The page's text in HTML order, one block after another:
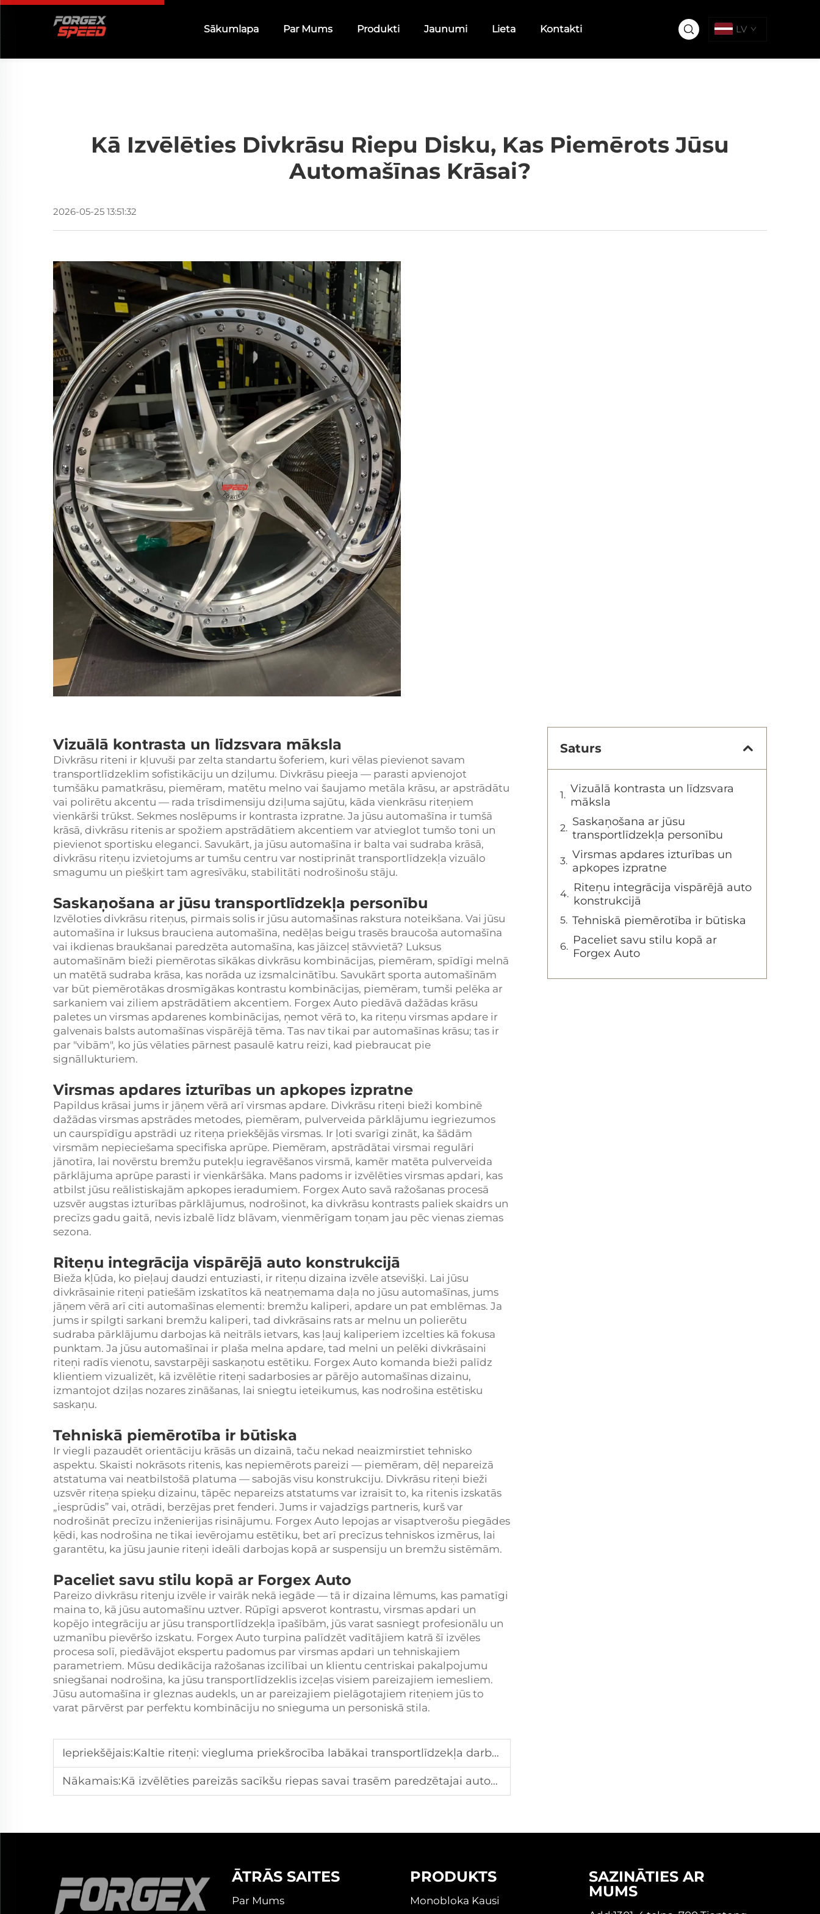
Sākumlapa Par Mums Produkti Jaunumi Lieta Kontakti LV
Kā Izvēlēties Divkrāsu Riepu Disku, Kas Piemērots Jūsu
Automašīnas Krāsai?
2026-05-25 13:51:32
Vizuālā kontrasta un līdzsvara māksla
Divkrāsu riteni ir kļuvuši par zelta standartu šoferiem, kuri vēlas pievienot savam
transportlīdzeklim sofistikāciju un dziļumu. Divkrāsu pieeja — parasti apvienojot
tumšāku pamatkrāsu, piemēram, matētu melno vai šaujamo metāla krāsu, ar apstrādātu
vai polirētu akcentu — rada trīsdimensiju dziļuma sajūtu, kāda vienkrāsu riteņiem
vienkārši trūkst. Sekmes noslēpums ir kontrasta izpratne. Ja jūsu automašīna ir tumšā
krāsā, divkrāsu ritenis ar spožiem apstrādātiem akcentiem var atvieglot tumšo toni un
pievienot sportisku eleganci. Savukārt, ja jūsu automašīna ir balta vai sudraba krāsā,
divkrāsu riteņu izvietojums ar tumšu centru var nostiprināt transportlīdzekļa vizuālo
smagumu un piešķirt tam agresīvāku, stabilitāti nodrošinošu stāju.
Saskaņošana ar jūsu transportlīdzekļa personību
Izvēloties divkrāsu riteņus, pirmais solis ir jūsu automašīnas rakstura noteikšana. Vai jūsu
automašīna ir luksus brauciena automašīna, nedēļas beigu trasēs braucoša automašīna
vai ikdienas braukšanai paredzēta automašīna, kas jāizceļ stāvvietā? Luksus
automašīnām bieži piemērotas sīkākas divkrāsu kombinācijas, piemēram, spīdīgi melnā
un matētā sudraba krāsa, kas norāda uz izsmalcinātību. Savukārt sporta automašīnām
var būt piemērotākas drosmīgākas kontrastu kombinācijas, piemēram, tumši pelēka ar
sarkaniem vai ziliem apstrādātiem akcentiem. Forgex Auto piedāvā dažādas krāsu
paletes un virsmas apdarenes kombinācijas, ņemot vērā to, ka riteņu virsmas apdare ir
galvenais balsts automašīnas vispārējā tēma. Tas nav tikai par automašīnas krāsu; tas ir
par "vibām", ko jūs vēlaties pārnest pasaulē katru reizi, kad piebraucat pie
signāllukturiem.
Virsmas apdares izturības un apkopes izpratne
Papildus krāsai jums ir jāņem vērā arī virsmas apdare. Divkrāsu riteņi bieži kombinē
dažādas virsmas apstrādes metodes, piemēram, pulverveida pārklājumu iegriezumos
un caurspīdīgu apstrādi uz riteņa priekšējās virsmas. Ir ļoti svarīgi zināt, ka šādām
virsmām nepieciešama specifiska aprūpe. Piemēram, apstrādātai virsmai regulāri
jānotīra, lai novērstu bremžu putekļu iegravēšanos virsmā, kamēr matēta pulverveida
pārklājuma aprūpe parasti ir vienkāršāka. Mans padoms ir izvēlēties virsmas apdari, kas
atbilst jūsu reālistiskajām apkopes ieradumiem. Forgex Auto savā ražošanas procesā
uzsvēr augstas izturības pārklājumus, nodrošinot, ka divkrāsu kontrasts paliek skaidrs un
precīzs gadu gaitā, nevis izbalē līdz blāvam, vienmērīgam toņam jau pēc vienas ziemas
sezona.
Riteņu integrācija vispārējā auto konstrukcijā
Bieža kļūda, ko pieļauj daudzi entuziasti, ir riteņu dizaina izvēle atsevišķi. Lai jūsu
divkrāsainie riteņi patiešām izskatītos kā neatņemama daļa no jūsu automašīnas, jums
jāņem vērā arī citi automašīnas elementi: bremžu kaliperi, apdare un pat emblēmas. Ja
jums ir spilgti sarkani bremžu kaliperi, tad divkrāsains rats ar melnu un polierētu
sudraba pārklājumu darbojas kā neitrāls ietvars, kas ļauj kaliperiem izcelties kā fokusa
punktam. Ja jūsu automašīnai ir plaša melna apdare, tad melni un pelēki divkrāsaini
riteņi radīs vienotu, savstarpēji saskaņotu estētiku. Forgex Auto komanda bieži palīdz
klientiem vizualizēt, kā izvēlētie riteņi sadarbosies ar pārējo automašīnas dizainu,
izmantojot dziļas nozares zināšanas, lai sniegtu ieteikumus, kas nodrošina estētisku
saskaņu.
Tehniskā piemērotība ir būtiska
Ir viegli pazaudēt orientāciju krāsās un dizainā, taču nekad neaizmirstiet tehnisko
aspektu. Skaisti nokrāsots ritenis, kas nepiemērots pareizi — piemēram, dēļ nepareizā
atstatuma vai neatbilstošā platuma — sabojās visu konstrukciju. Divkrāsu riteņi bieži
uzsvēr riteņa spieķu dizainu, tāpēc nepareizs atstatums var izraisīt to, ka ritenis izskatās
„iesprūdis” vai, otrādi, berzējas pret fenderi. Jums ir vajadzīgs partneris, kurš var
nodrošināt precīzu inženierijas risinājumu. Forgex Auto lepojas ar visaptverošu piegādes
ķēdi, kas nodrošina ne tikai ievērojamu estētiku, bet arī precīzus tehniskos izmērus, lai
garantētu, ka jūsu jaunie riteņi ideāli darbojas kopā ar suspensiju un bremžu sistēmām.
Paceliet savu stilu kopā ar Forgex Auto
Pareizo divkrāsu ritenju izvēle ir vairāk nekā iegāde — tā ir dizaina lēmums, kas pamatīgi
maina to, kā jūsu automašīnu uztver. Rūpīgi apsverot kontrastu, virsmas apdari un
kopējo integrāciju ar jūsu transportlīdzekļa īpašībām, jūs varat sasniegt profesionālu un
uzmanību pievēršo izskatu. Forgex Auto turpina palīdzēt vadītājiem katrā šī izvēles
procesa solī, piedāvājot ekspertu padomus par virsmas apdari un tehniskajiem
parametriem. Mūsu dedikācija ražošanas izcilībai un klientu centriskai pakalpojumu
sniegšanai nodrošina, ka jūsu transportlīdzeklis izceļas visiem pareizajiem iemesliem.
Jūsu automašīna ir gleznas audekls, un ar pareizajiem pielāgotajiem riteņiem jūs to
varat pārvērst par perfektu kombināciju no snieguma un personiskā stila.
Iepriekšējais:Kaltie riteņi: viegluma priekšrocība labākai transportlīdzekļa darbībai
Nākamais:Kā izvēlēties pareizās sacīkšu riepas savai trasēm paredzētajai automašīnai?
Saturs
Vizuālā kontrasta un līdzsvara
māksla
Saskaņošana ar jūsu
transportlīdzekļa personību
Virsmas apdares izturības un
apkopes izpratne
Riteņu integrācija vispārējā auto
konstrukcijā
Tehniskā piemērotība ir būtiska
Paceliet savu stilu kopā ar
Forgex Auto
ĀTRĀS SAITES
Par Mums
PRODUKTS
Monobloka Kausi
SAZINĀTIES AR
MUMS